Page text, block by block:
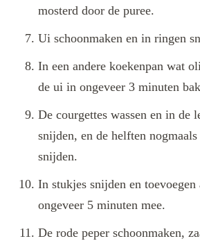
mosterd door de puree.
Ui schoonmaken en in ringen
In een andere koekenpan wat
de ui in ongeveer 3 minuten
De courgettes wassen en in de
snijden, en de helften
snijden.
In stukjes snijden en
ongeveer 5 minuten mee.
De rode peper schoonmaken,